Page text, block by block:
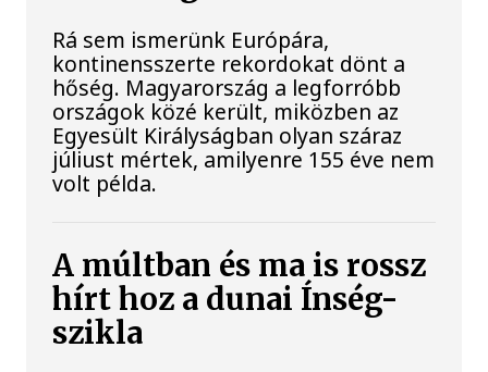
Rá sem ismerünk Európára,
kontinensszerte rekordokat dönt a
hőség. Magyarország a legforróbb
országok közé került, miközben az
Egyesült Királyságban olyan száraz
júliust mértek, amilyenre 155 éve nem
volt példa.
A múltban és ma is rossz
hírt hoz a dunai Ínség-
szikla